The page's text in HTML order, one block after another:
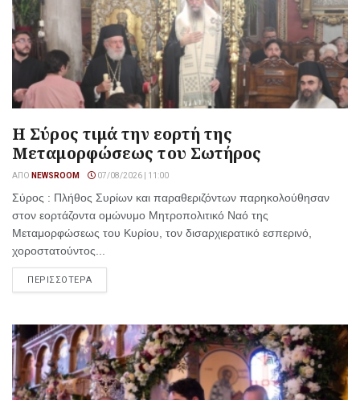
Η Σύρος τιμά την εορτή της
Μεταμορφώσεως του Σωτήρος
ΑΠΌ NEWSROOM 07/08/2026 | 11:00
Σύρος : Πλήθος Συρίων και παραθεριζόντων παρηκολούθησαν
στον εορτάζοντα ομώνυμο Μητροπολιτικό Ναό της
Μεταμορφώσεως του Κυρίου, τον δισαρχιερατικό εσπερινό,
χοροστατούντος...
ΠΕΡΙΣΣΟΤΕΡΑ